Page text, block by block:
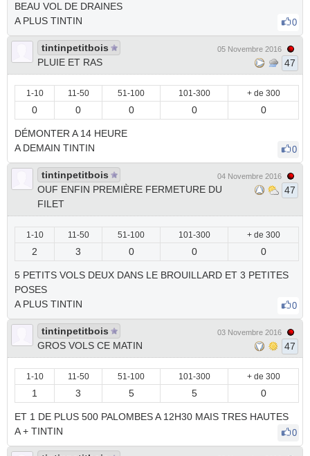
BEAU VOL DE DRAINES
A PLUS TINTIN
0
tintinpetitbois
PLUIE ET RAS
05 Novembre 2016
47
1-10 11-50 51-100 101-300 + de 300
0 0 0 0 0
DÉMONTER A 14 HEURE
A DEMAIN TINTIN
0
tintinpetitbois
OUF ENFIN PREMIÈRE FERMETURE DU
FILET
04 Novembre 2016
47
1-10 11-50 51-100 101-300 + de 300
2 3 0 0 0
5 PETITS VOLS DEUX DANS LE BROUILLARD ET 3 PETITES
POSES
A PLUS TINTIN
0
tintinpetitbois
GROS VOLS CE MATIN
03 Novembre 2016
47
1-10 11-50 51-100 101-300 + de 300
1 3 5 5 0
ET 1 DE PLUS 500 PALOMBES A 12H30 MAIS TRES HAUTES
A + TINTIN
0